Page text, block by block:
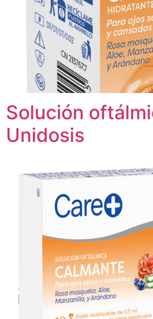
Solución
Unidosis